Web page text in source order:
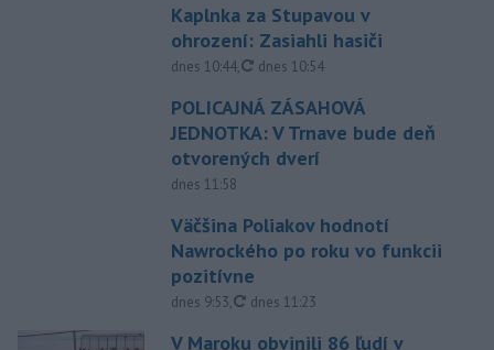
Kaplnka za Stupavou v
ohrození: Zasiahli hasiči
dnes 10:44, aktualizované
dnes 10:54
POLICAJNÁ ZÁSAHOVÁ
JEDNOTKA: V Trnave bude deň
otvorených dverí
dnes 11:58
Väčšina Poliakov hodnotí
Nawrockého po roku vo funkcii
pozitívne
dnes 9:53, aktualizované
dnes 11:23
V Maroku obvinili 86 ľudí v